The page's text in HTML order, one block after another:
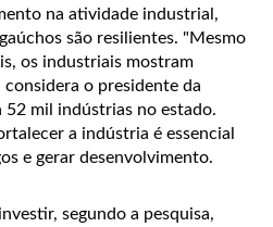
na atividade industrial,
são resilientes. "Mesmo
os industriais mostram
o presidente da
52 mil indústrias no estado.
a indústria é essencial
e gerar desenvolvimento.
segundo a pesquisa,